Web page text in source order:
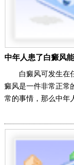
中年人患了白癜风
白癜风可发生在
癜风是一件非常正常
常的事情，那么中年